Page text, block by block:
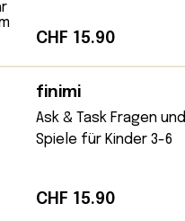
CHF 15.90
finimi
Ask & Task Fragen und
Spiele für Kinder 3-6
CHF 15.90